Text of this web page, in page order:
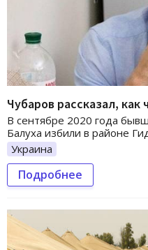
Чубаров рассказал, как
В сентябре 2020 года
Балуха избили в районе
Украина
Подробнее